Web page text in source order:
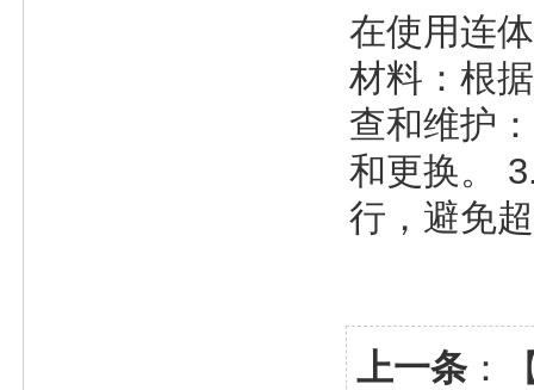
在使用连
材料：根
查和维护
和更换。
行，避免
上一条：